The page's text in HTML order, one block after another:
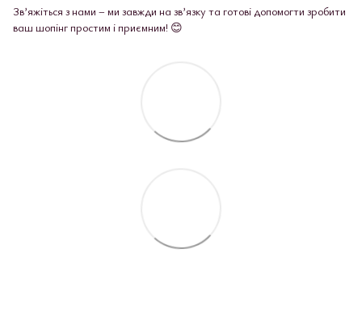
Зв’яжіться з нами – ми завжди на зв’язку та готові допомогти зробити
ваш шопінг простим і приємним! 😊